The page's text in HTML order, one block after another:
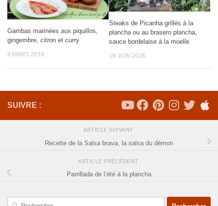
Gambas marinées aux piquillos,
gingembre, citron et curry
9 MARS 2018
Steaks de Picanha grillés à la
plancha ou au brasero plancha,
sauce bordelaise à la moelle
19 JUIN 2026
SUIVRE :
ARTICLE SUIVANT
Recette de la Salsa brava, la salsa du démon
ARTICLE PRÉCÉDENT
Parrillada de l’été à la plancha
Rechercher :